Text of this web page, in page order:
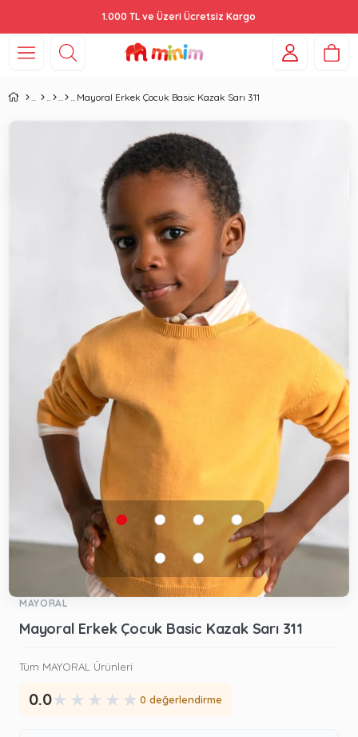
1.000 TL ve Üzeri Ücretsiz Kargo
Mayoral Erkek Çocuk Basic Kazak Sarı 311
MAYORAL
Mayoral Erkek Çocuk Basic Kazak Sarı 311
Tüm MAYORAL Ürünleri
0.0★ ★ ★ ★ ★ 0 değerlendirme